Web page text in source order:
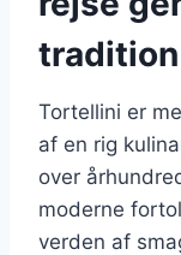
tradition
Tortellini er
af en rig
over
moderne
verden af